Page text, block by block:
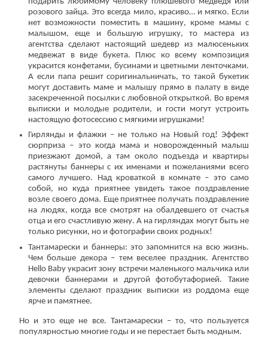
розового зайца. Это всегда мило, красиво… и мягко. Если
нет возможности поместить в машину, кроме мамы с
малышом, еще и большую игрушку, то мастера из
агентства сделают настоящий шедевр из малюсеньких
медвежат в виде букета. Плюс ко всему композиция
украсится конфетами, бусинами и цветными ленточками.
А если папа решит соригинальничать, то такой букетик
могут доставить маме и малышу прямо в палату в виде
засекреченной посылки с любовной открыткой. Во время
выписки и молодые родители, и гости могут устроить
настоящую фотосессию с мягкими игрушками!
Гирлянды и флажки – не только на Новый год! Эффект
сюрприза – это когда мама и новорожденный малыш
приезжают домой, а там около подъезда и квартиры
растянуты баннеры с их именами и пожеланиями всего
самого лучшего. Над кроваткой в комнате – это само
собой, но куда приятнее увидеть такое поздравление
возле своего дома. Еще приятнее получать поздравление
на людях, когда все смотрят на обалдевшего от счастья
отца и его счастливую жену. А на гирляндах могут быть не
только рисунки, но и фотографии своих родных!
Тантамарески и баннеры: это запомнится на всю жизнь.
Чем больше декора – тем веселее праздник. Агентство
Hello Baby украсит зону встречи маленького мальчика или
девочки баннерами и другой фотобутафорией. Такие
элементы сделают праздник выписки из роддома еще
ярче и памятнее.
Но и это еще не все. Тантамарески – то, что пользуется
популярностью многие годы и не перестает быть модным.